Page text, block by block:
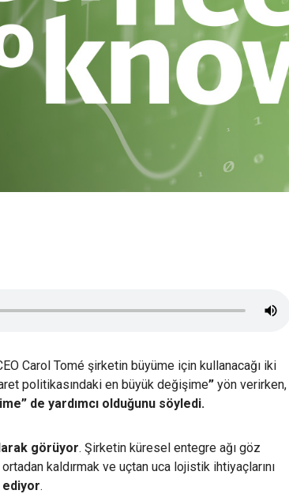
Carol Tomé şirketin büyüme için kullanacağı iki
politikasındaki en büyük değişime” yön verirken,
de yardımcı olduğunu söyledi.
görüyor. Şirketin küresel entegre ağı göz
ortadan kaldırmak ve uçtan uca lojistik ihtiyaçlarını
ediyor.